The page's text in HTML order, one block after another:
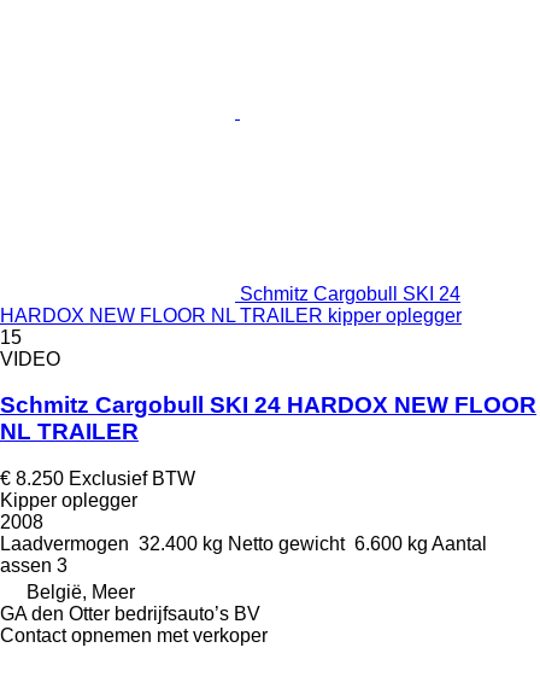
Schmitz Cargobull SKI 24
HARDOX NEW FLOOR NL TRAILER kipper oplegger
15
VIDEO
Schmitz Cargobull SKI 24 HARDOX NEW FLOOR
NL TRAILER
€ 8.250 Exclusief BTW
Kipper oplegger
2008
Laadvermogen 32.400 kg Netto gewicht 6.600 kg Aantal
assen 3
België, Meer
GA den Otter bedrijfsauto’s BV
Contact opnemen met verkoper